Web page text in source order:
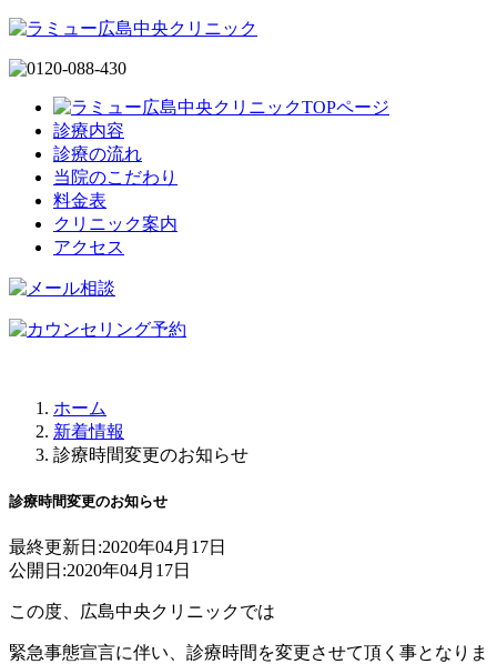
診療内容
診療の流れ
当院のこだわり
料金表
クリニック案内
アクセス
ホーム
新着情報
診療時間変更のお知らせ
診療時間変更のお知らせ
最終更新日:2020年04月17日
公開日:2020年04月17日
この度、広島中央クリニックでは
緊急事態宣言に伴い、診療時間を変更させて頂く事となりま